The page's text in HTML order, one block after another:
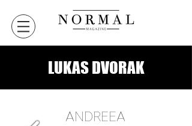
LUKAS DVORAK
ANDREEA